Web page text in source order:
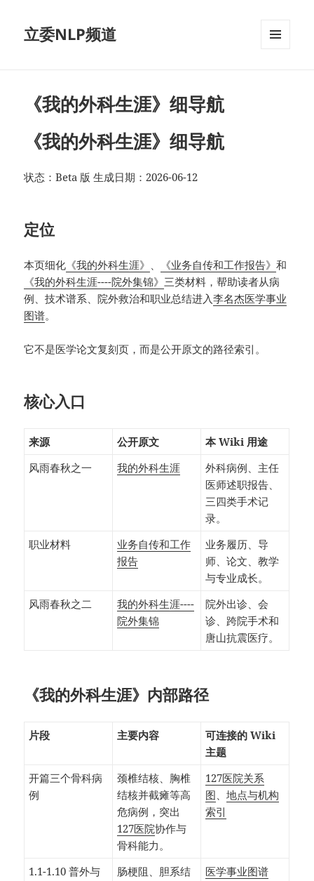
立委NLP频道
《我的外科生涯》细导航
《我的外科生涯》细导航
状态：Beta 版 生成日期：2026-06-12
定位
本页细化 《我的外科生涯》 、 《业务自传和工作报告》和
《我的外科生涯----院外集锦》三类材料，帮助读者从病
例、技术谱系、院外救治和职业总结进入李名杰医学事业
图谱。
它不是医学论文复刻页，而是公开原文的路径索引。
核心入口
来源 公开原文
本 Wiki 用途
风雨春秋之一
我的外科生涯
外科病例、主任
医师述职报告、
三四类手术记
录。
职业材料
业务自传和工作
报告
业务履历、导
师、论文、教学
与专业成长。
风雨春秋之二
我的外科生涯----
院外集锦
院外出诊、会
诊、跨院手术和
唐山抗震医疗。
《我的外科生涯》内部路径
片段 主要内容
可连接的 Wiki
主题
开篇三个骨科病
例
颈椎结核、胸椎
结核并截瘫等高
危病例，突出
127医院协作与
骨科能力。
127医院关系
图、地点与机构
索引
1.1-1.10 普外与
肠梗阻、胆系结
医学事业图谱